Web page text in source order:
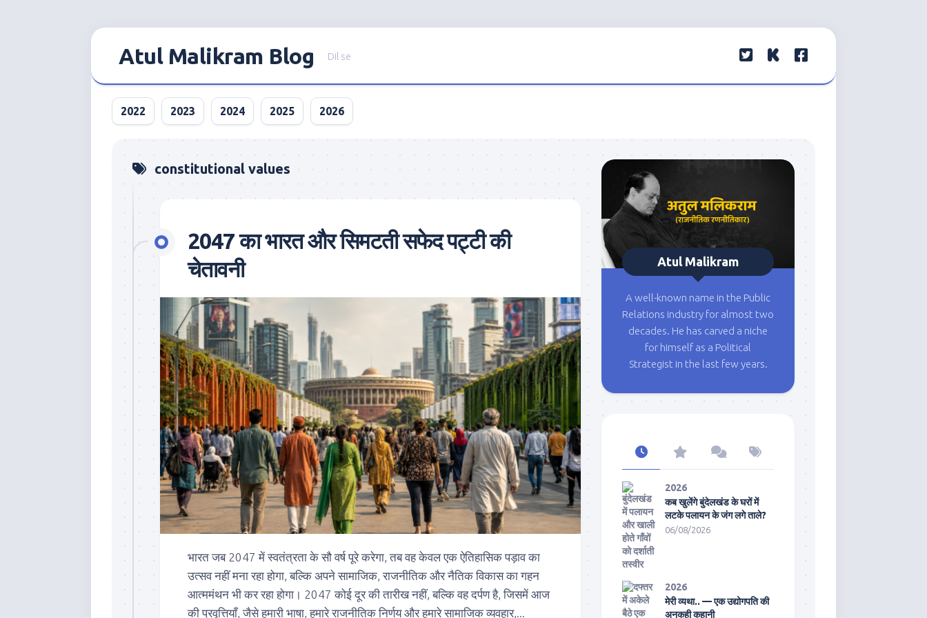
Atul Malikram Blog Dil se
2022 2023 2024 2025 2026
constitutional values
2047 का भारत और सिमटती सफेद पट्टी की
चेतावनी
भारत जब 2047 में स्वतंत्रता के सौ वर्ष पूरे करेगा, तब वह केवल एक ऐतिहासिक पड़ाव का
उत्सव नहीं मना रहा होगा, बल्कि अपने सामाजिक, राजनीतिक और नैतिक विकास का गहन
आत्ममंथन भी कर रहा होगा। 2047 कोई दूर की तारीख नहीं, बल्कि वह दर्पण है, जिसमें आज
की प्रवृत्तियाँ, जैसे हमारी भाषा, हमारे राजनीतिक निर्णय और हमारे सामाजिक व्यवहार,...
Atul Malikram
A well-known name in the Public
Relations industry for almost two
decades. He has carved a niche
for himself as a Political
Strategist in the last few years.
2026
कब खुलेंगे बुंदेलखंड के घरों में
लटके पलायन के जंग लगे ताले?
06/08/2026
2026
मेरी व्यथा.. — एक उद्योगपति की
अनकही कहानी